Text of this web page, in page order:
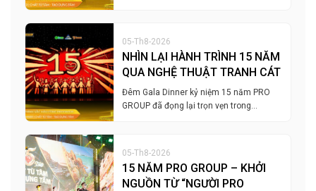
05-Th8-2026
NHÌN LẠI HÀNH TRÌNH 15 NĂM
QUA NGHỆ THUẬT TRANH CÁT
Đêm Gala Dinner kỷ niệm 15 năm PRO
GROUP đã đọng lại trọn vẹn trong…
05-Th8-2026
15 NĂM PRO GROUP – KHỞI
NGUỒN TỪ “NGƯỜI PRO